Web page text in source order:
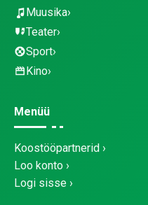
Muusika
Teater
Sport
Kino
Menüü
Koostööpartnerid
Loo konto
Logi sisse